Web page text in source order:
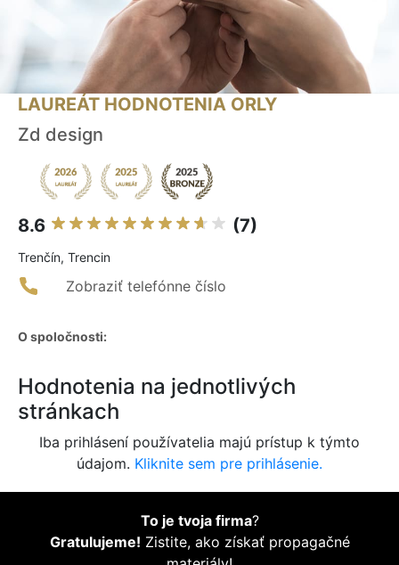
LAUREÁT HODNOTENIA ORLY
Zd design
8.6 (7)
Trenčín, Trencin
Zobraziť telefónne číslo
O spoločnosti:
Hodnotenia na jednotlivých
stránkach
Iba prihlásení používatelia majú prístup k týmto
údajom. Kliknite sem pre prihlásenie.
To je tvoja firma?
Gratulujeme! Zistite, ako získať propagačné